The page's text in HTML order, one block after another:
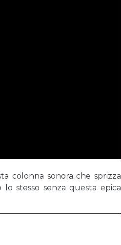
colonna sonora che sprizza
stesso senza questa epica